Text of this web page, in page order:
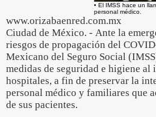
• El IMSS hace un
personal médico.
www.orizabaenred.com.mx
Ciudad de México. - Ante la
riesgos de propagación del
Mexicano del Seguro Social
medidas de seguridad e higiene
hospitales, a fin de preservar la
personal médico y familiares que
de sus pacientes.